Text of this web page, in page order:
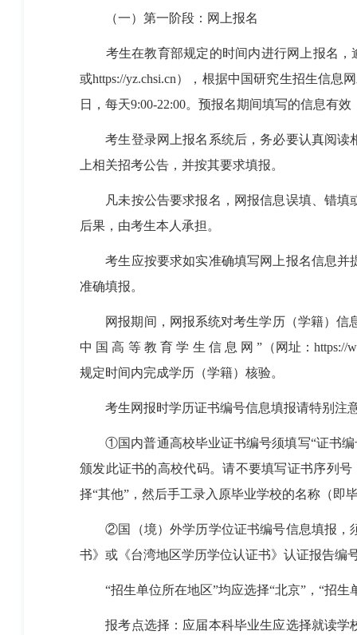
（一）第一阶段：网上报名
考生在教育部规定的时间内进行网上报名
或https://yz.chsi.cn），根据中国研究生招生信息
日，每天9:00-22:00。预报名期间填写的信息有
考生登录网上报名系统后，务必要认真阅
上相关招考公告，并按其要求填报。
凡未按公告要求报名，网报信息误填、错
后果，由考生本人承担。
考生应按要求如实准确填写网上报名信息
准确填报。
网报期间，网报系统对考生学历（学籍）
中 国 高 等 教 育 学 生 信 息 网 ”（网址： https://
规定时间内完成学历（学籍）核验。
考生网报时学历证书编号信息填报请特别注
①国内普通高校毕业证书编号须填写“证书
颁发此证书的高校代码。请不要填写证书序列号
择“其他”，然后手工录入原毕业学校的名称（即
②国（境）外学历学位证书编号信息填报，
书》或《台湾地区学历学位认证书》认证报告编
“招生单位所在地区”均应选择“北京”，“招
报考点选择：应届本科毕业生应选择就读